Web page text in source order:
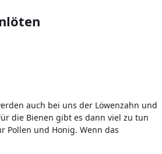
auch bei uns der Löwenzahn und
die Bienen gibt es dann viel zu tun
Pollen und Honig. Wenn das